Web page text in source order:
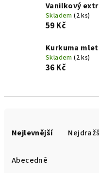
Vanilkový
Skladem(2 ks)
59 Kč
Kurkuma
Skladem(2 ks)
36 Kč
Nejlevnější
Abecedně